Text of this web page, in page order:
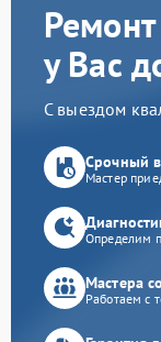
у Вас
С выездом
Срочный
Мастер
Определим
Мастера
Работаем с